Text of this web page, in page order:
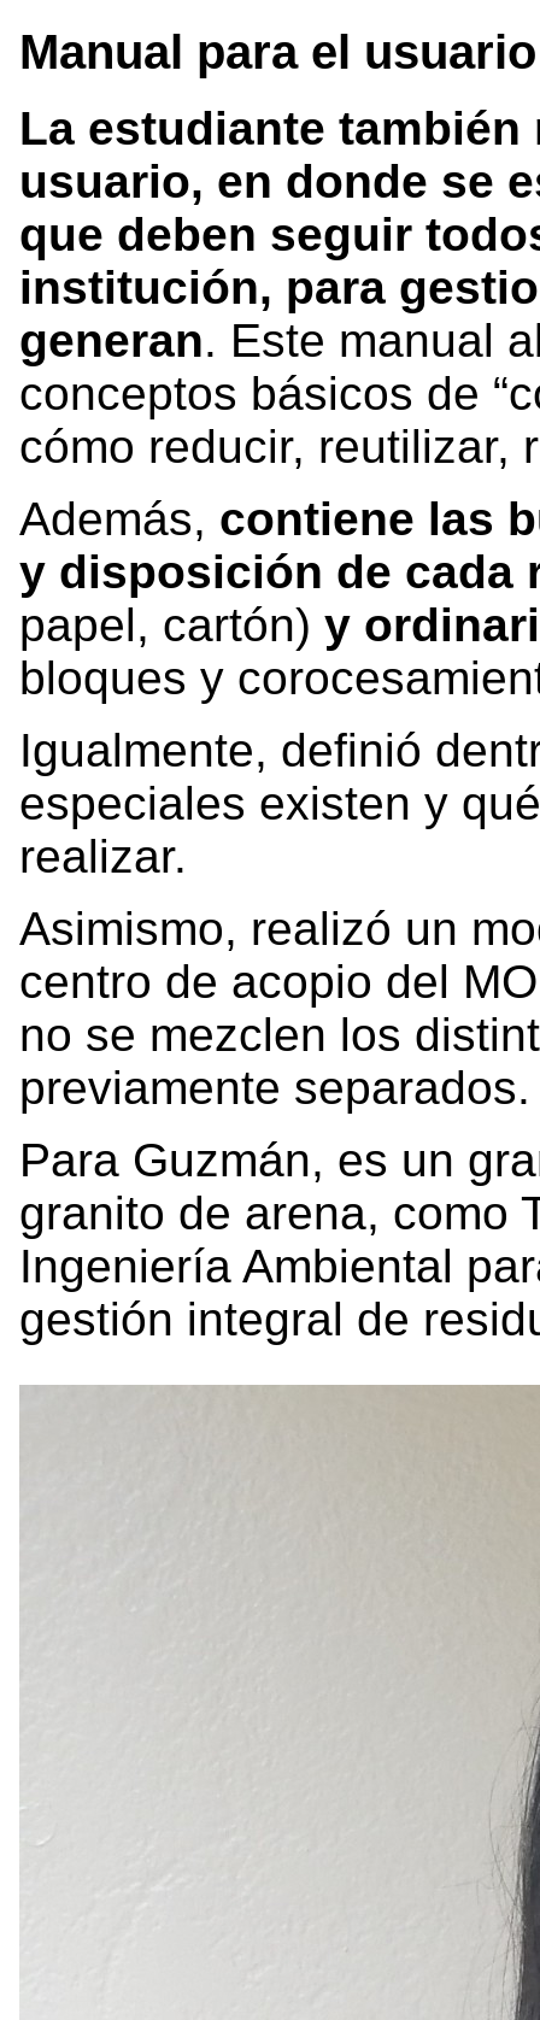
Manual para el usuario
La estudiante
usuario, en donde se
que deben seguir
institución, para
generan. Este manual
conceptos básicos de
cómo reducir, reutilizar,
Además, contiene las
y disposición de cada
papel, cartón) y
bloques y
Igualmente, definió
especiales existen y
realizar.
Asimismo, realizó un
centro de acopio del
no se mezclen los
previamente separados.
Para Guzmán, es un
granito de arena, como
Ingeniería Ambiental
gestión integral de